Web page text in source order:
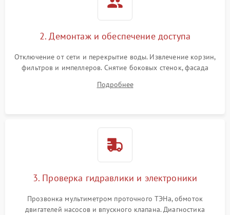
2. Демонтаж и обеспечение доступа
Отключение от сети и перекрытие воды. Извлечение корзин,
фильтров и импеллеров. Снятие боковых стенок, фасада
циркуляционному насосу, ТЭНу и сливной помпе.
Подробнее
3. Проверка гидравлики и электроники
Прозвонка мультиметром проточного ТЭНа, обмоток
двигателей насосов и впускного клапана. Диагностика